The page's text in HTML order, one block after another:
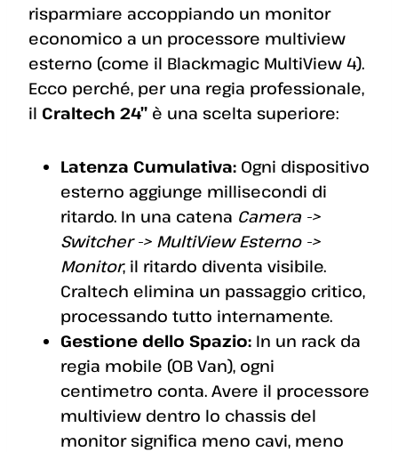
risparmiare accoppiando un monitor
economico a un processore multiview
esterno (come il Blackmagic MultiView 4).
Ecco perché, per una regia professionale,
il Craltech 24” è una scelta superiore:
Latenza Cumulativa: Ogni dispositivo
esterno aggiunge millisecondi di
ritardo. In una catena Camera ->
Switcher -> MultiView Esterno ->
Monitor, il ritardo diventa visibile.
Craltech elimina un passaggio critico,
processando tutto internamente.
Gestione dello Spazio: In un rack da
regia mobile (OB Van), ogni
centimetro conta. Avere il processore
multiview dentro lo chassis del
monitor significa meno cavi, meno